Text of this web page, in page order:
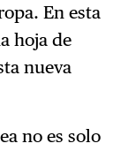
En esta
hoja de
nueva
no es solo